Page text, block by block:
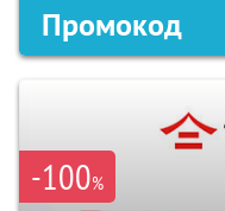
Промокод
-100%